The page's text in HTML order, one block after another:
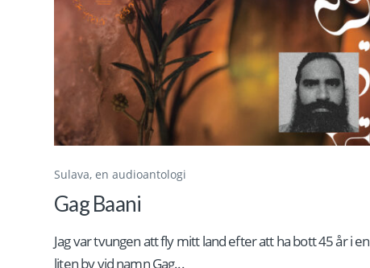
Sulava, en audioantologi
Gag Baani
Jag var tvungen att fly mitt land efter att ha bott 45 år i en
liten by vid namn Gag...